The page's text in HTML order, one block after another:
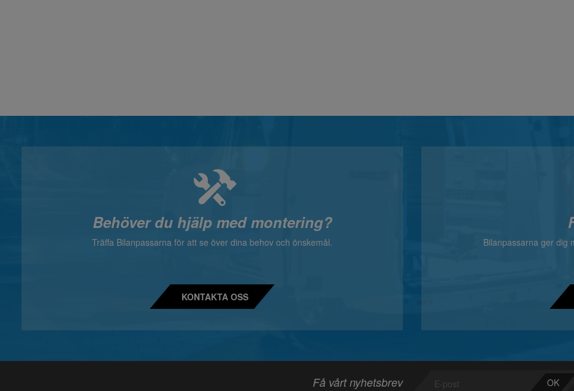
Behöver du hjälp med montering?
Träffa Bilanpassarna för att se över dina behov och önskemål.
KONTAKTA OSS
Bilanpassarna ger dig
Få vårt nyhetsbrev OK